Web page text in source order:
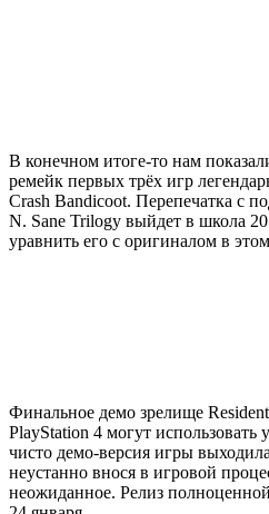
В конечном итоге-то нам
ремейк первых трёх игр
Crash Bandicoot. Перепечатка с
N. Sane Trilogy выйдет в школа
уравнить его с оригиналом в
Финальное демо зрелище
PlayStation 4 могут
чисто демо-версия игры
неустанно внося в игровой
неожиданное. Релиз